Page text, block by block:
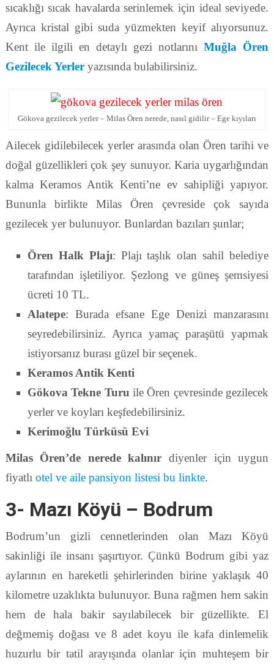
sıcaklığı sıcak havalarda serinlemek için ideal seviyede.
Ayrıca kristal gibi suda yüzmekten keyif alıyorsunuz.
Kent ile ilgili en detaylı gezi notlarınıMuğla Ören
Gezilecek Yerleryazısında bulabilirsiniz.
Gökova gezilecek yerler – Milas Ören nerede, nasıl gidilir – Ege kıyıları
Ailecek gidilebilecek yerler arasında olan Ören tarihi ve
doğal güzellikleri çok şey sunuyor. Karia uygarlığından
kalma Keramos Antik Kenti’ne ev sahipliği yapıyor.
Bununla birlikte Milas Ören çevreside çok sayıda
gezilecek yer bulunuyor. Bunlardan bazıları şunlar;
Ören Halk Plajı: Plajı taşlık olan sahil belediye
tarafından işletiliyor. Şezlong ve güneş şemsiyesi
ücreti 10 TL.
Alatepe: Burada efsane Ege Denizi manzarasını
seyredebilirsiniz. Ayrıca yamaç paraşütü yapmak
istiyorsanız burası güzel bir seçenek.
Keramos Antik Kenti
Gökova Tekne Turu ile Ören çevresinde gezilecek
yerler ve koyları keşfedebilirsiniz.
Kerimoğlu Türküsü Evi
Milas Ören’de nerede kalınır diyenler için uygun
fiyatlı otel ve aile pansiyon listesi bu linkte.
3- Mazı Köyü – Bodrum
Bodrum’un gizli cennetlerinden olan Mazı Köyü
sakinliği ile insanı şaşırtıyor. Çünkü Bodrum gibi yaz
aylarının en hareketli şehirlerinden birine yaklaşık 40
kilometre uzaklıkta bulunuyor. Buna rağmen hem sakin
hem de hala bakir sayılabilecek bir güzellikte. El
değmemiş doğası ve 8 adet koyu ile kafa dinlemelik
huzurlu bir tatil arayışında olanlar için muhteşem bir